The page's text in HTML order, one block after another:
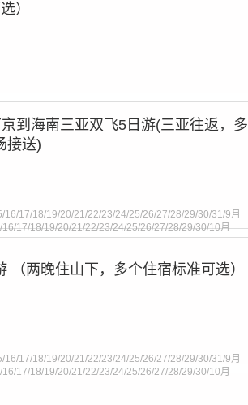
）
到海南三亚双飞5日游(三亚往返，多
接送)
17/18/19/20/21/22/23/24/25/26/27/28/29/30/31/9月
17/18/19/20/21/22/23/24/25/26/27/28/29/30/10月
（两晚住山下，多个住宿标准可选）
17/18/19/20/21/22/23/24/25/26/27/28/29/30/31/9月
17/18/19/20/21/22/23/24/25/26/27/28/29/30/10月